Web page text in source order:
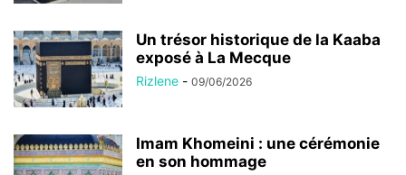
Un trésor historique de la Kaaba
exposé à La Mecque
Rizlene - 09/06/2026
Imam Khomeini : une cérémonie
en son hommage